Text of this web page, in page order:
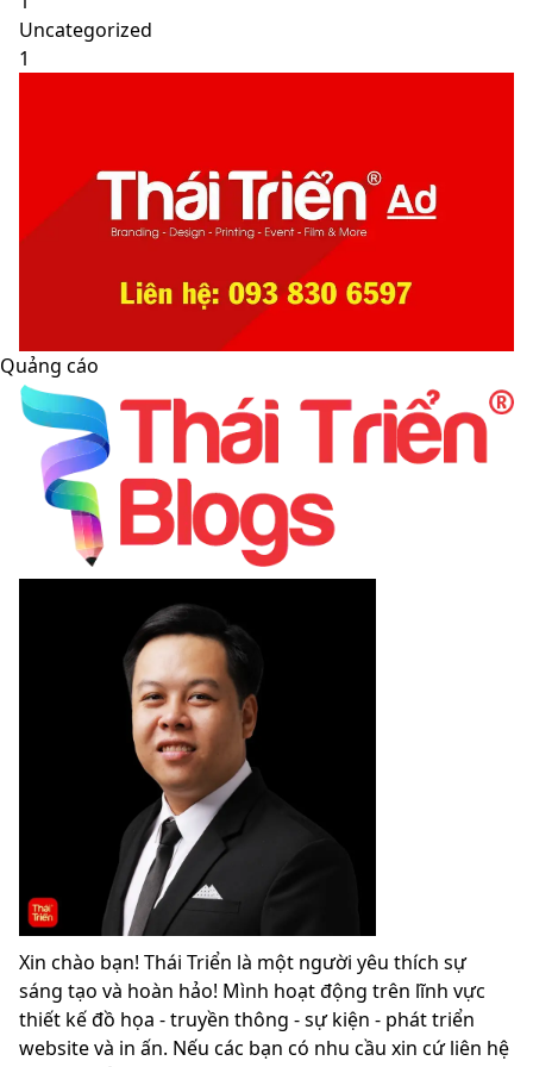
Uncategorized
1
Quảng cáo
Xin chào bạn! Thái Triển là một người yêu thích sự
sáng tạo và hoàn hảo! Mình hoạt động trên lĩnh vực
thiết kế đồ họa - truyền thông - sự kiện - phát triển
website và in ấn. Nếu các bạn có nhu cầu xin cứ liên hệ